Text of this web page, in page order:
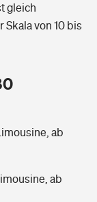
Alter?
gleich
von 10 bis
ab
ab